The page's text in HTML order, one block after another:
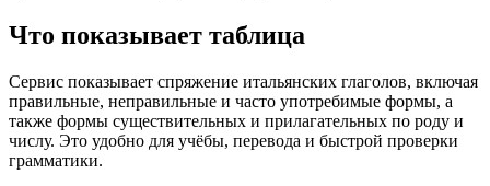
Что показывает таблица
Сервис показывает спряжение итальянских глаголов, включая
правильные, неправильные и часто употребимые формы, а
также формы существительных и прилагательных по роду и
числу. Это удобно для учёбы, перевода и быстрой проверки
грамматики.